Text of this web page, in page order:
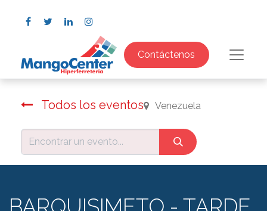
Contáctenos
Todos los eventos Venezuela